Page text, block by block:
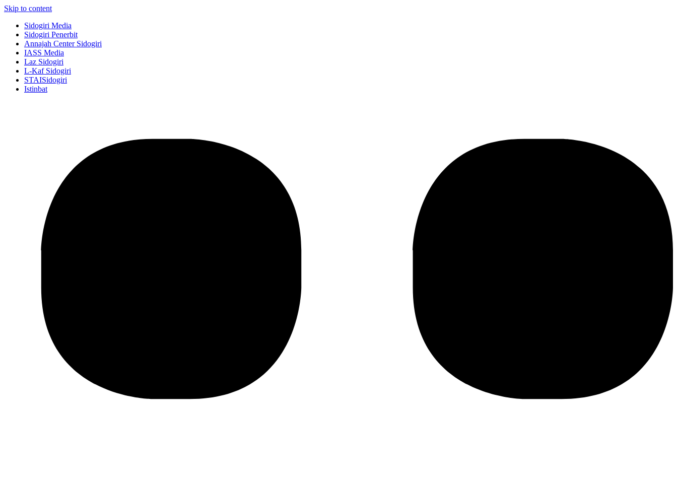
Skip to content
Sidogiri Media
Sidogiri Penerbit
Annajah Center Sidogiri
IASS Media
Laz Sidogiri
L-Kaf Sidogiri
STAISidogiri
Istinbat